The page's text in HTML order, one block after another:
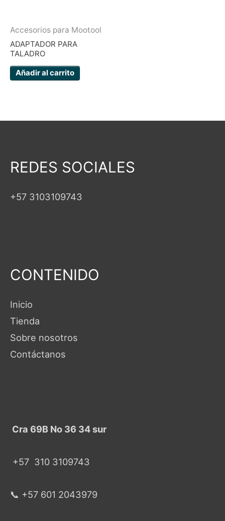
Accesorios para Mootool
ADAPTADOR PARA
TALADRO
Añadir al carrito
REDES SOCIALES
+57 3103109743
CONTENIDO
Inicio
Tienda
Sobre nosotros
Contáctanos
Cra 69B No 36 34 sur
+57 310 3109743
📞 +57 601 2043979